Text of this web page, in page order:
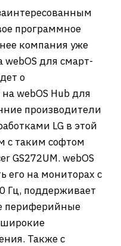
программное
компания уже
для смарт-
о
webOS Hub для
производители
LG в этой
с таким софтом
GS272UM. webOS
его на мониторах с
Гц, поддерживает
периферийные
широкие
Также с